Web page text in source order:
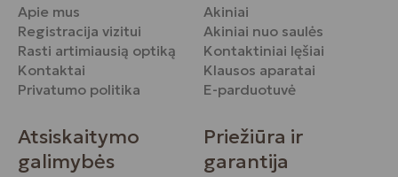
Apie mus
Registracija vizitui
Rasti artimiausią optiką
Kontaktai
Privatumo politika
Akiniai
Akiniai nuo saulės
Kontaktiniai lęšiai
Klausos aparatai
E-parduotuvė
Atsiskaitymo
galimybės
Priežiūra ir
garantija